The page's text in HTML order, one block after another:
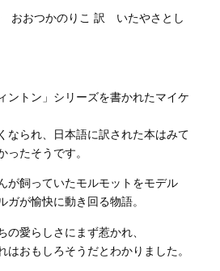
おおつかのりこ 訳 いたやさとし
ントン」シリーズを書かれたマイケ
なられ、日本語に訳された本はみて
ったそうです。
が飼っていたモルモットをモデル
ガが愉快に動き回る物語。
愛らしさにまず惹かれ、
おもしろそうだとわかりました。